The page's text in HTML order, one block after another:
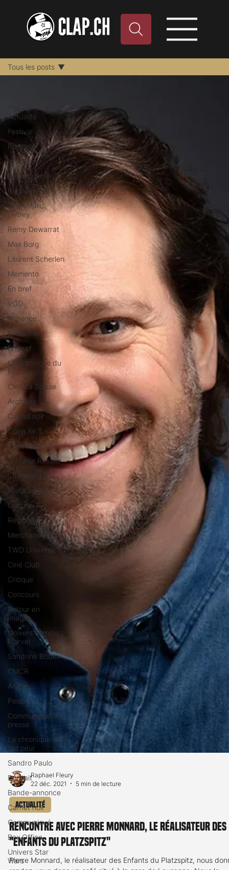
Actualité
Festival
Portraits
Interview
Reportages
Raphael Fleury
Jean-Marc
Detrey
Remy Dewarrat
Max Borg
Laurent Scherlen
Memento
En bref
VOD
Annonce
Evénement
En bref
La chronique du
MCU
Cinéma Suisse
Archives
Carnet noir
Open Air
Série TV
Stéfanie Rossier
Streaming
Stefanie Rossier
Culture
Régional
Merchandising
TWD Universe
Ciné Club
Critique
Concours
Retour en
images
Univers étendu
Marvel
Sandrine Bodin
CMCR
Anime
People
Communiqué de
presse
La chronique qui
fait peur
Sandro Paulo
Portrait
Bande-annonce
Carnet noir
Communiqué
Box Office
Univers Star
Wars
Tous les posts
Raphael Fleury
22 déc. 2021
Actualité
Rencontre avec Pierre Monnard, le réalisateur des
"Enfants du Platzspitz"